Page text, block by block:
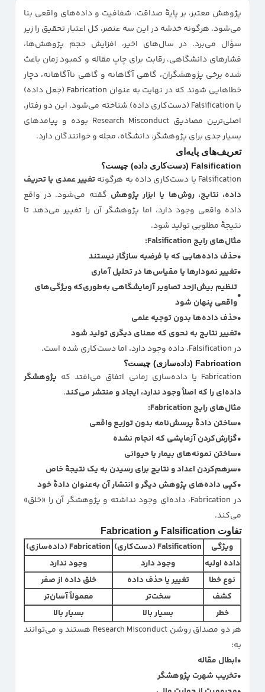
پژوهش معتبر، بر پایهٔ صداقت، شفافیت و داده‌های واقعی بنا
می‌شود. هرگونه خدشه در این سه عنصر، کل اعتبار تحقیق را زیر
سؤال می‌برد. در سال‌های اخیر، افزایش حجم پژوهش‌ها،
فشارهای دانشگاهی، رقابت برای چاپ مقاله و کمبود زمان باعث
شده برخی پژوهشگران، گاهی آگاهانه و گاهی ناآگاهانه، دچار
خطاهایی شوند که در نهایت به عنوان Fabrication (جعل داده)
یا Falsification (دست‌کاری داده) شناخته می‌شود. این دو رفتار،
اصلی‌ترین مصادیق Research Misconduct بوده و پیامدهای
بسیار جدی برای پژوهشگر، دانشگاه، مجله و خوانندگان دارد.
تعریف‌های پایه‌ای
Falsification (دست‌کاری داده) چیست؟
Falsification یا دست‌کاری داده به هرگونه
تغییر عمدی یا تحریف
داده، نتایج، روش‌ها یا ابزار پژوهش گفته می‌شود. در واقع
داده واقعی وجود دارد، اما پژوهشگر آن را تغییر می‌دهد تا
نتیجهٔ مطلوبی تولید شود.
مثال‌های رایج Falsification:
حذف داده‌هایی که با فرضیه سازگار نیستند
تغییر نمودارها یا مقیاس‌ها در تحلیل آماری
تنظیم بیش‌ازحد تصاویر آزمایشگاهی به‌طوری‌که ویژگی‌های
واقعی پنهان شود
حذف داده‌ها بدون توجیه علمی
تغییر نتایج به نحوی که معنای دیگری تولید شود
در Falsification، داده وجود دارد، اما دست‌کاری شده است.
Fabrication (داده‌سازی) چیست؟
Fabrication یا داده‌سازی زمانی اتفاق می‌افتد که
پژوهشگر
داده‌ای را که اصلاً وجود ندارد، ایجاد و منتشر می‌کند.
مثال‌های رایج Fabrication:
ساختن دادهٔ پرسش‌نامه بدون توزیع واقعی
گزارش‌کردن آزمایشی که انجام نشده
ساختن نمونه‌های بیمار یا حیوانی
سرهم‌کردن اعداد و نتایج برای رسیدن به یک نتیجهٔ خاص
کپی داده‌های پژوهش دیگر و انتشار آن به‌عنوان دادهٔ خود
در Fabrication، داده‌ای وجود نداشته و پژوهشگر آن را «خلق»
می‌کند.
تفاوت Falsification و Fabrication
ویژگی Falsification (دست‌کاری)
Fabrication (داده‌سازی)
داده اولیه
وجود دارد
وجود ندارد
نوع خطا
تغییر یا حذف داده
خلق داده از صفر
کشف
سخت‌تر
معمولاً آسان‌تر
خطر
بسیار بالا
بسیار بالا
هر دو مصداق روشن Research Misconduct هستند و می‌توانند
به:
ابطال مقاله
تخریب شهرت پژوهشگر